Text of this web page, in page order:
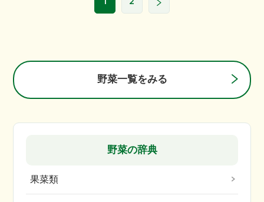
野菜一覧をみる
野菜の辞典
果菜類